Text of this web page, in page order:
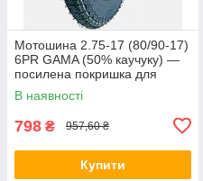
Мотошина 2.75-17 (80/90-17)
6PR GAMA (50% каучуку) —
посилена покришка для
Alpha, Delta, Viper, мопедів та
мотоциклів R17
В наявності
798 ₴ 957,60 ₴
Купити